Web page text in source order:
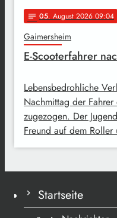
notes 05. August 2026 09:04
Gaimersheim
E-Scooterfahrer
Lebensbedrohliche
Nachmittag der Fahrer
zugezogen. Der
Freund auf dem
Startseite